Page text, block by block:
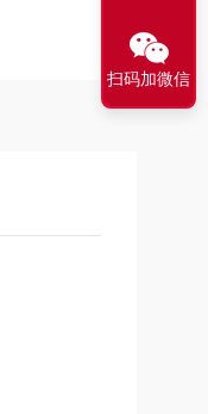
扫码加微信